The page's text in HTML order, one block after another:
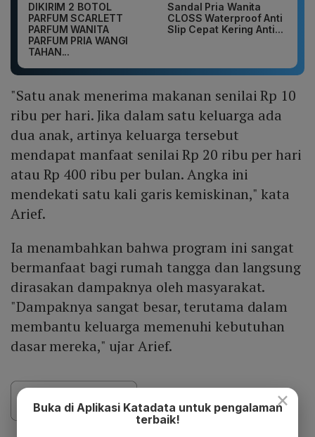
DIKIRIM 2 BOTOL
PARFUM SCARLETT
PARFUM WANITA
PARFUM PRIA WANGI
TAHAN...
Sandal Pria Wanita
CLOSS Waterproof Anti
Slip Cepat Kering Anti...
"Satu anak menerima makanan senilai Rp 10
ribu per hari. Jika dalam satu keluarga ada
dua anak, artinya keluarga tersebut
mendapat manfaat senilai Rp 20 ribu per hari
atau Rp 400 ribu per bulan. Angka ini
mendekati satu kali garis kemiskinan," kata
Arief.
Ia menambahkan bahwa program ini sangat
bermanfaat bagi rumah tangga dan langsung
dirasakan dampaknya oleh masyarakat.
"Dampaknya sangat besar, terutama dalam
membantu keluarga memenuhi kebutuhan
dasar mereka," ujar Arief.
×
Buka di Aplikasi Katadata untuk pengalaman
terbaik!